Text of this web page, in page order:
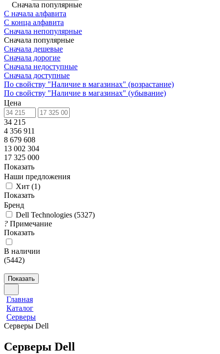
Сначала популярные
С начала алфавита
С конца алфавита
Сначала непопулярные
Сначала популярные
Сначала дешевые
Сначала дорогие
Сначала недоступные
Сначала доступные
По свойству "Наличие в магазинах" (возрастание)
По свойству "Наличие в магазинах" (убывание)
Цена
34 215
4 356 911
8 679 608
13 002 304
17 325 000
Показать
Наши предложения
Хит (1)
Показать
Бренд
Dell Technologies (5327)
? Примечание
Показать
В наличии
(5442)
Показать
Главная
Каталог
Серверы
Серверы Dell
Серверы Dell